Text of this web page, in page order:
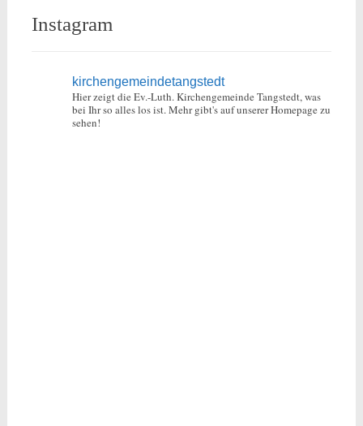
Instagram
kirchengemeindetangstedt
Hier zeigt die Ev.-Luth. Kirchengemeinde Tangstedt, was
bei Ihr so alles los ist.Mehr gibt's auf unserer Homepage zu
sehen!